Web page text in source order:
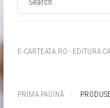
E-CARTEATA.RO - EDITURA
PRIMA PAGINĂ